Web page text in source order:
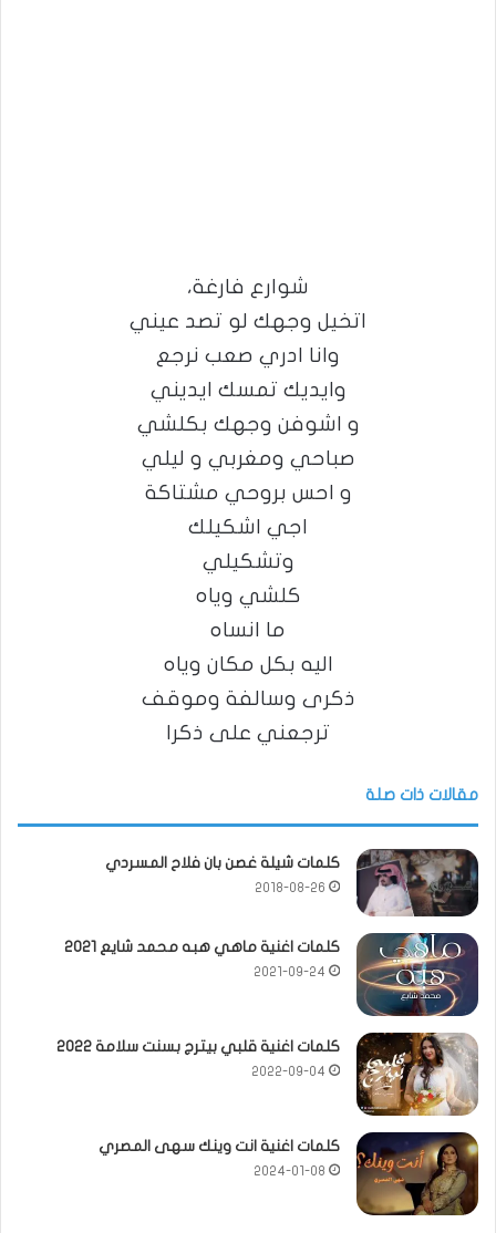
شوارع فارغة،
اتخيل وجهك لو تصد عيني
وانا ادري صعب نرجع
وايديك تمسك ايديني
و اشوفن وجهك بكلشي
صباحي ومغربي و ليلي
و احس بروحي مشتاكة
اجي اشكيلك
وتشكيلي
كلشي وياه
ما انساه
اليه بكل مكان وياه
ذكرى وسالفة وموقف
ترجعني على ذكرا
مقالات ذات صلة
كلمات شيلة غصن بان فلاح المسردي
2018-08-26
كلمات اغنية ماهي هبه محمد شايع 2021
2021-09-24
كلمات اغنية قلبي بيترج بسنت سلامة 2022
2022-09-04
كلمات اغنية انت وينك سهى المصري
2024-01-08